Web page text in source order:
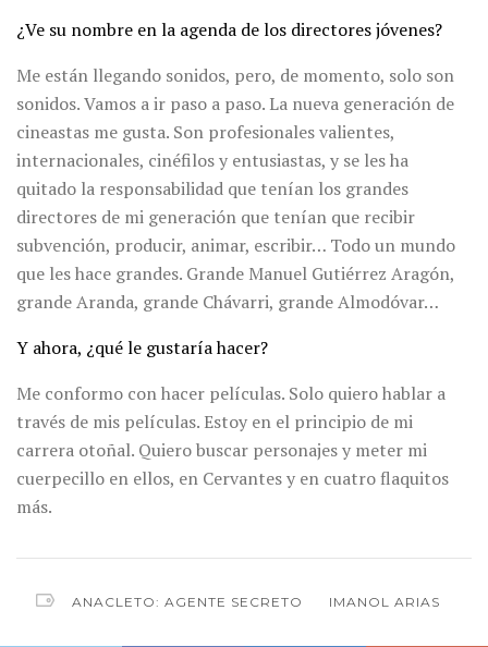
¿Ve su nombre en la agenda de los directores jóvenes?
Me están llegando sonidos, pero, de momento, solo son
sonidos. Vamos a ir paso a paso. La nueva generación de
cineastas me gusta. Son profesionales valientes,
internacionales, cinéfilos y entusiastas, y se les ha
quitado la responsabilidad que tenían los grandes
directores de mi generación que tenían que recibir
subvención, producir, animar, escribir… Todo un mundo
que les hace grandes. Grande Manuel Gutiérrez Aragón,
grande Aranda, grande Chávarri, grande Almodóvar…
Y ahora, ¿qué le gustaría hacer?
Me conformo con hacer películas. Solo quiero hablar a
través de mis películas. Estoy en el principio de mi
carrera otoñal. Quiero buscar personajes y meter mi
cuerpecillo en ellos, en Cervantes y en cuatro flaquitos
más.
ANACLETO: AGENTE SECRETO IMANOL ARIAS